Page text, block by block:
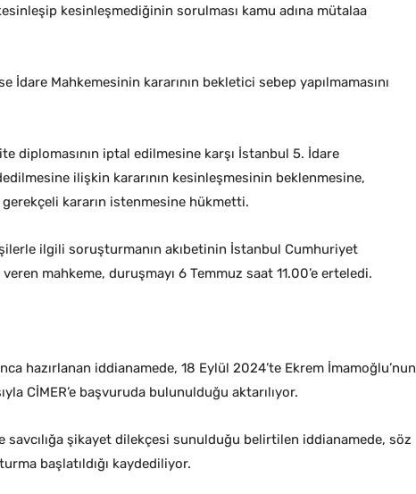
kesinleşmediğinin sorulması kamu adına mütalaa
İdare Mahkemesinin kararının bekletici sebep yapılmamasını
diplomasının iptal edilmesine karşı İstanbul 5. İdare
ilişkin kararının kesinleşmesinin beklenmesine,
kararın istenmesine hükmetti.
ilgili soruşturmanın akıbetinin İstanbul Cumhuriyet
veren mahkeme, duruşmayı 6 Temmuz saat 11.00’e erteledi.
hazırlanan iddianamede, 18 Eylül 2024’te Ekrem İmamoğlu’nun
CİMER’e başvuruda bulunulduğu aktarılıyor.
savcılığa şikayet dilekçesi sunulduğu belirtilen iddianamede, söz
başlatıldığı kaydediliyor.